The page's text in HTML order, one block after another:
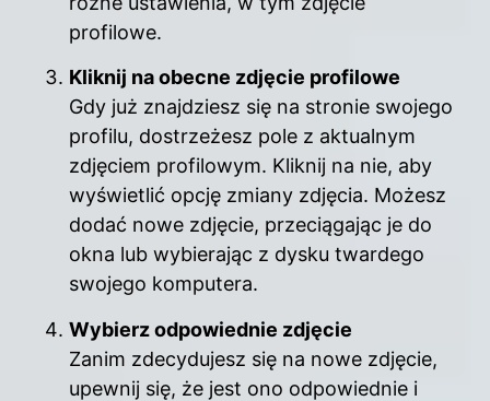
profilowe.
Kliknij na obecne zdjęcie profilowe
Gdy już znajdziesz się na stronie swojego
profilu, dostrzeżesz pole z aktualnym
zdjęciem profilowym. Kliknij na nie, aby
wyświetlić opcję zmiany zdjęcia. Możesz
dodać nowe zdjęcie, przeciągając je do
okna lub wybierając z dysku twardego
swojego komputera.
Wybierz odpowiednie zdjęcie
Zanim zdecydujesz się na nowe zdjęcie,
upewnij się, że jest ono odpowiednie i